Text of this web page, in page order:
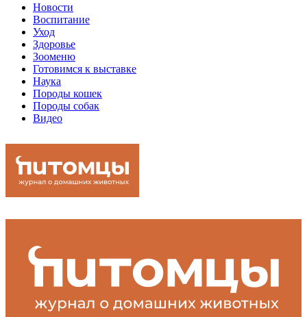
Новости
Воспитание
Уход
Здоровье
Зооменю
Готовимся к выставке
Наука
Породы кошек
Породы собак
Видео